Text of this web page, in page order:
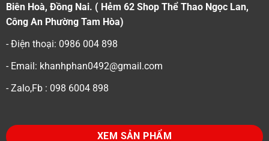
Biên Hoà, Đồng Nai. ( Hẻm 62 Shop Thể Thao Ngọc Lan,
Công An Phường Tam Hòa)
- Điện thoại: 0986 004 898
- Email: khanhphan0492@gmail.com
- Zalo,Fb : 098 6004 898
XEM SẢN PHẨM